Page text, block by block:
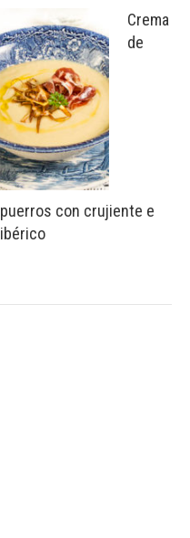
Crema
de
puerros con crujiente e
ibérico